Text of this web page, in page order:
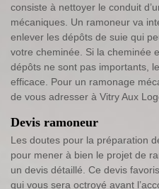
consiste à nettoyer le conduit
mécaniques. Un ramoneur va
enlever les dépôts de suie qui
votre cheminée. Si la cheminée
dépôts ne sont pas importants,
efficace. Pour un ramonage
de vous adresser à Vitry Aux
Devis ramoneur
Les doutes pour la préparation
pour mener à bien le projet de
un devis détaillé. Ce devis
qui vous sera octroyé avant